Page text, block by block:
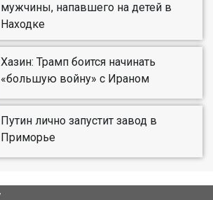
мужчины, напавшего на детей в
Находке
Хазин: Трамп боится начинать
«большую войну» с Ираном
Путин лично запустит завод в
Приморье